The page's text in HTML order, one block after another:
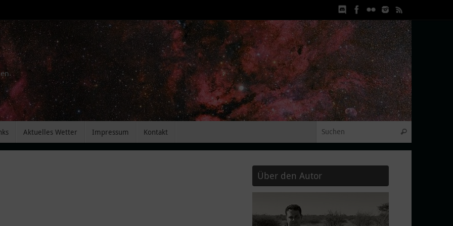
Aktuelles Wetter Impressum Kontakt Suchen
Über den Autor